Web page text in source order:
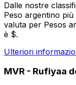
Dalle nostre
Peso argentino
valuta per Pesos
è $.
Ulteriori
MVR - Rufiyaa